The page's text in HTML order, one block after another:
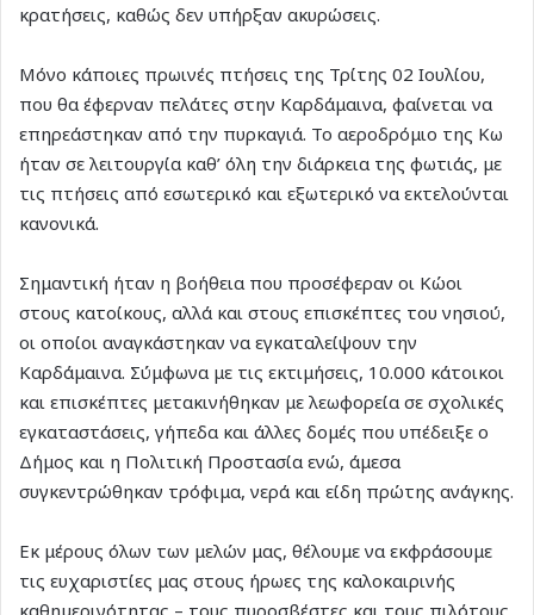
κρατήσεις, καθώς δεν υπήρξαν ακυρώσεις.
Μόνο κάποιες πρωινές πτήσεις της Τρίτης 02 Ιουλίου,
που θα έφερναν πελάτες στην Καρδάμαινα, φαίνεται να
επηρεάστηκαν από την πυρκαγιά. Το αεροδρόμιο της Κω
ήταν σε λειτουργία καθ’ όλη την διάρκεια της φωτιάς, με
τις πτήσεις από εσωτερικό και εξωτερικό να εκτελούνται
κανονικά.
Σημαντική ήταν η βοήθεια που προσέφεραν οι Κώοι
στους κατοίκους, αλλά και στους επισκέπτες του νησιού,
οι οποίοι αναγκάστηκαν να εγκαταλείψουν την
Καρδάμαινα. Σύμφωνα με τις εκτιμήσεις, 10.000 κάτοικοι
και επισκέπτες μετακινήθηκαν με λεωφορεία σε σχολικές
εγκαταστάσεις, γήπεδα και άλλες δομές που υπέδειξε ο
Δήμος και η Πολιτική Προστασία ενώ, άμεσα
συγκεντρώθηκαν τρόφιμα, νερά και είδη πρώτης ανάγκης.
Εκ μέρους όλων των μελών μας, θέλουμε να εκφράσουμε
τις ευχαριστίες μας στους ήρωες της καλοκαιρινής
καθημερινότητας – τους πυροσβέστες και τους πιλότους